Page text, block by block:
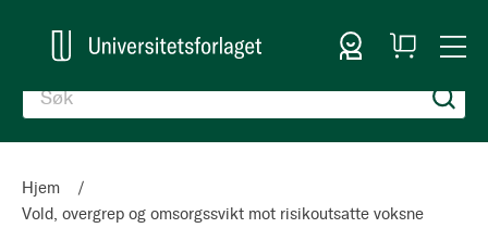
Logg inn
Handlekurv
Hjem
Vold, overgrep og omsorgssvikt mot risikoutsatte voksne